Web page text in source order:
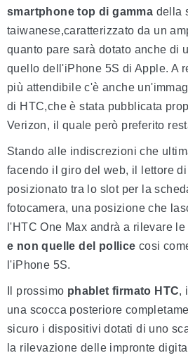
smartphone top di gamma della
taiwanese,caratterizzato da un
quanto pare sarà dotato anche di
quello dell'iPhone 5S di Apple. A
più attendibile c'è anche
di HTC,che è stata pubblicata
Verizon, il quale però preferito
Stando alle indiscrezioni che
facendo il giro del web, il lettore
posizionato tra lo slot per la
fotocamera, una posizione che
l'HTC One Max andrà a rilevare le
e non quelle del pollice cosi
l'iPhone 5S.
Il prossimo phablet firmato HTC,
una scocca posteriore
sicuro i dispositivi dotati di uno
la rilevazione delle impronte